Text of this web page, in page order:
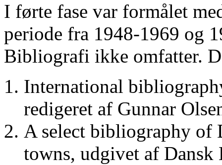
I førte fase var formålet
periode fra 1948-1969 og
Bibliografi ikke omfatter.
International
redigeret af Gunnar
A select bibliography of
towns, udgivet af